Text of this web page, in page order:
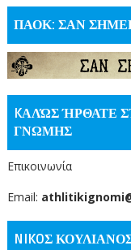
ΠΑΟΚ: ΣΑΝ
KΑΛΏΣ ΉΡΘΑΤΕ
ΓΝΩΜΗΣ
Επικοινωνία
Email:
NIKOΣ